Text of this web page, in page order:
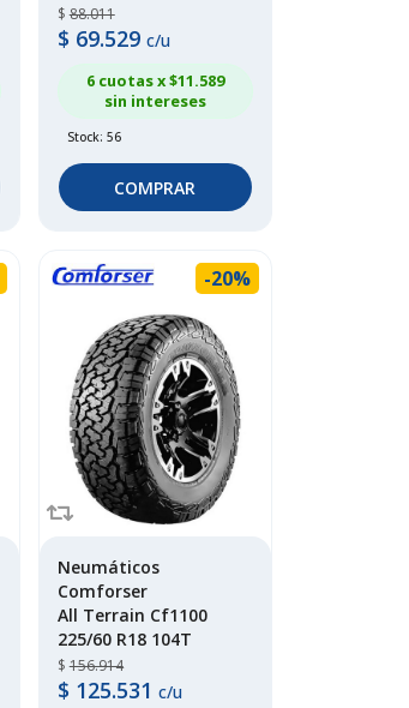
$88.011
$ 69.529 c/u
6 cuotas x $11.589
sin intereses
Stock: 56
COMPRAR
-20%
Neumáticos
Comforser
All Terrain Cf1100
225/60 R18 104T
$156.914
$ 125.531 c/u